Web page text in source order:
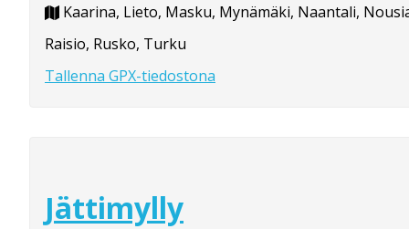
Kaarina, Lieto, Masku, Mynämäki, Naantali,
Raisio, Rusko, Turku
Tallenna GPX-tiedostona
Jättimylly